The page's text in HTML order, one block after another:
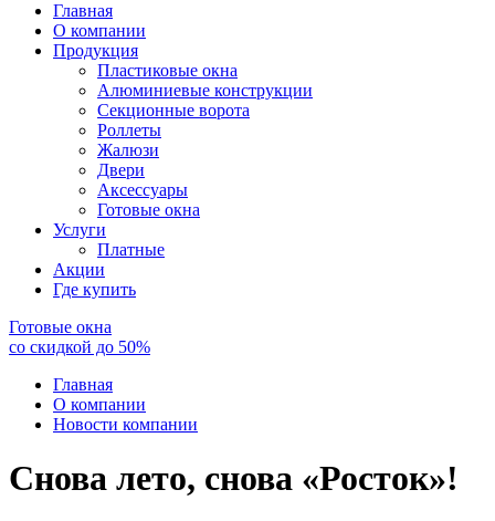
Главная
О компании
Продукция
Пластиковые окна
Алюминиевые конструкции
Секционные ворота
Роллеты
Жалюзи
Двери
Аксессуары
Готовые окна
Услуги
Платные
Акции
Где купить
Готовые окна
со скидкой до 50%
Главная
О компании
Новости компании
Снова лето, снова «Росток»!